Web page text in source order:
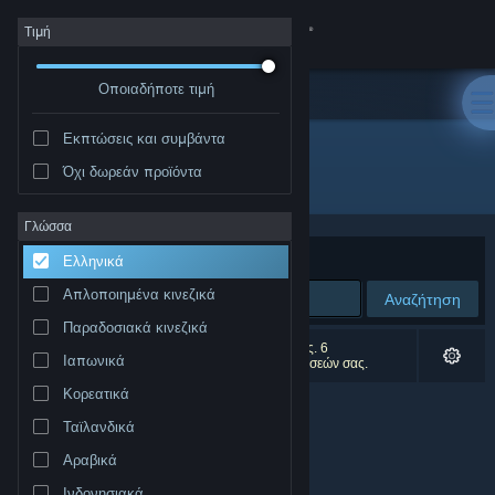
Σύνδεση
Κατάστημα
Σχετικά
Υποστήριξη
Αλλαγή γλώσσας
Προβολή ιστοσελίδας για υπολογιστές
Τιμή
Οποιαδήποτε τιμή
Εκπτώσεις και συμβάντα
Όχι δωρεάν προϊόντα
Γλώσσα
Ελληνικά
Απλοποιημένα κινεζικά
Παραδοσιακά κινεζικά
Ιαπωνικά
Κορεατικά
Ταϊλανδικά
Αραβικά
Δημιουργός: Chessbase
Ταξινόμηση ανά
Αναζήτηση
0 αποτελέσματα ταιριάζουν με την αναζήτησή σας. 6
αποτελέσματα αποκλείστηκαν βάσει των προτιμήσεών σας.